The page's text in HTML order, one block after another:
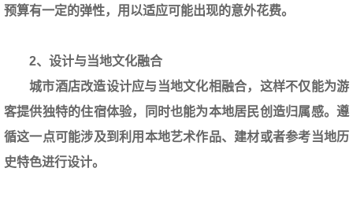
预算有一定的弹性，用以适应可能出现的意外花费。
2、设计与当地文化融合
城市酒店改造设计应与当地文化相融合，这样不仅能为游
客提供独特的住宿体验，同时也能为本地居民创造归属感。遵
循这一点可能涉及到利用本地艺术作品、建材或者参考当地历
史特色进行设计。